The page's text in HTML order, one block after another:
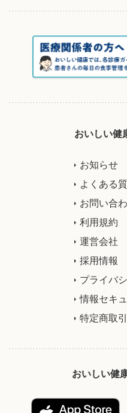
おいしい健
お知らせ
よくある
お問い合
利用規約
運営会社
採用情報
プライバ
情報セキ
特定商取
おいしい健